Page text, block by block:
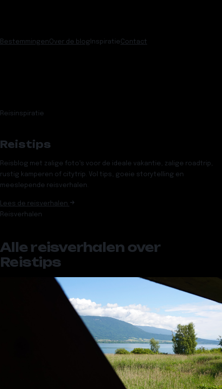
BestemmingenOver de blog InspiratieContact
Reisinspiratie
Reistips
Reisblog met zalige foto's voor de ideale vakantie, zalige roadtrip,
rustig kamperen of citytrip. Vol tips, goeie storytelling en
meeslepende reisverhalen.
Lees de reisverhalen
Reisverhalen
Alle reisverhalen over
Reistips